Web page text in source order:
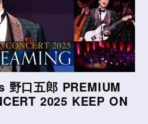
口五郎 PREMIUM
2025 KEEP ON